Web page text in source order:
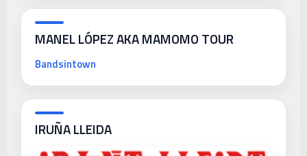
MANEL LÓPEZ AKA MAMOMO TOUR
Bandsintown
IRUÑA LLEIDA